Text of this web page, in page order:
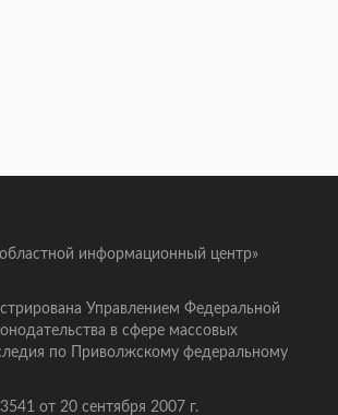
информационный центр»
Управлением Федеральной
в сфере массовых
по Приволжскому федеральному
от 20 сентября 2007 г.